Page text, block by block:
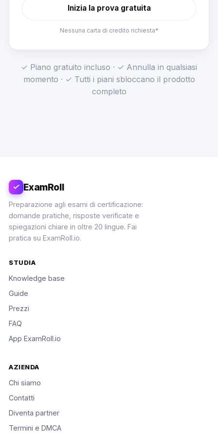
Inizia la prova gratuita
Nessuna carta di credito richiesta*
✓ Piano gratuito incluso · ✓ Annulla in qualsiasi
momento · ✓ Tutti i piani sbloccano il prodotto
completo
ExamRoll
Preparazione agli esami di certificazione:
domande pratiche, risposte verificate e
spiegazioni chiare in oltre 20 lingue. Fai
pratica su ExamRoll.io.
STUDIA
Knowledge base
Guide
Prezzi
FAQ
App ExamRoll.io
AZIENDA
Chi siamo
Contatti
Diventa partner
Termini e DMCA